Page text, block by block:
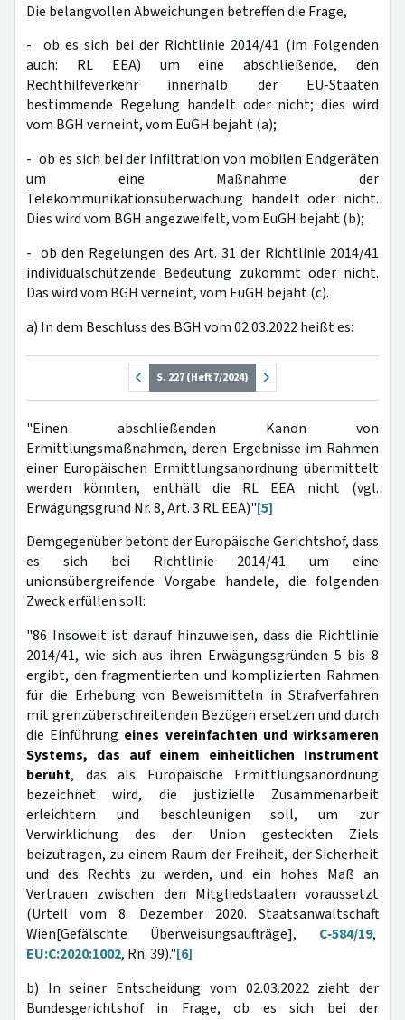
Die belangvollen Abweichungen betreffen die Frage,
- ob es sich bei der Richtlinie 2014/41 (im Folgenden
auch: RL EEA) um eine abschließende, den
Rechthilfeverkehr innerhalb der EU-Staaten
bestimmende Regelung handelt oder nicht; dies wird
vom BGH verneint, vom EuGH bejaht (a);
- ob es sich bei der Infiltration von mobilen Endgeräten
um eine Maßnahme der
Telekommunikationsüberwachung handelt oder nicht.
Dies wird vom BGH angezweifelt, vom EuGH bejaht (b);
- ob den Regelungen des Art. 31 der Richtlinie 2014/41
individualschützende Bedeutung zukommt oder nicht.
Das wird vom BGH verneint, vom EuGH bejaht (c).
a) In dem Beschluss des BGH vom 02.03.2022 heißt es:
S. 227 (Heft 7/2024)
"Einen abschließenden Kanon von
Ermittlungsmaßnahmen, deren Ergebnisse im Rahmen
einer Europäischen Ermittlungsanordnung übermittelt
werden könnten, enthält die RL EEA nicht (vgl.
Erwägungsgrund Nr. 8, Art. 3 RL EEA)"[5]
Demgegenüber betont der Europäische Gerichtshof, dass
es sich bei Richtlinie 2014/41 um eine
unionsübergreifende Vorgabe handele, die folgenden
Zweck erfüllen soll:
"86 Insoweit ist darauf hinzuweisen, dass die Richtlinie
2014/41, wie sich aus ihren Erwägungsgründen 5 bis 8
ergibt, den fragmentierten und komplizierten Rahmen
für die Erhebung von Beweismitteln in Strafverfahren
mit grenzüberschreitenden Bezügen ersetzen und durch
die Einführung eines vereinfachten und wirksameren
Systems, das auf einem einheitlichen Instrument
beruht, das als Europäische Ermittlungsanordnung
bezeichnet wird, die justizielle Zusammenarbeit
erleichtern und beschleunigen soll, um zur
Verwirklichung des der Union gesteckten Ziels
beizutragen, zu einem Raum der Freiheit, der Sicherheit
und des Rechts zu werden, und ein hohes Maß an
Vertrauen zwischen den Mitgliedstaaten voraussetzt
(Urteil vom 8. Dezember 2020. Staatsanwaltschaft
Wien[Gefälschte Überweisungsaufträge], C‑584/19,
EU:C:2020:1002, Rn. 39)."[6]
b) In seiner Entscheidung vom 02.03.2022 zieht der
Bundesgerichtshof in Frage, ob es sich bei der